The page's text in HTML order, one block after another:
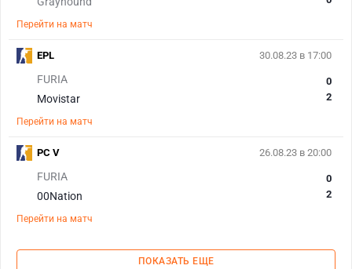
Перейти на матч
30.08.23 в 17:00
FURIA
Movistar
0
2
Перейти на матч
EPL
26.08.23 в 20:00
FURIA
00Nation
0
2
Перейти на матч
PC V
ПОКАЗАТЬ ЕЩЕ